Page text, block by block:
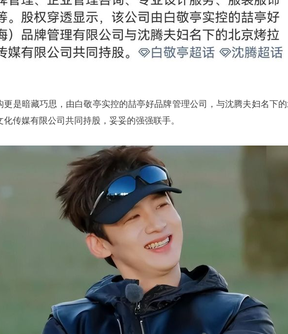
更是暗藏巧思，由白敬亭实控的喆亭好品牌管理公司，与沈腾夫妇名下
化传媒有限公司共同持股，妥妥的强强联手。